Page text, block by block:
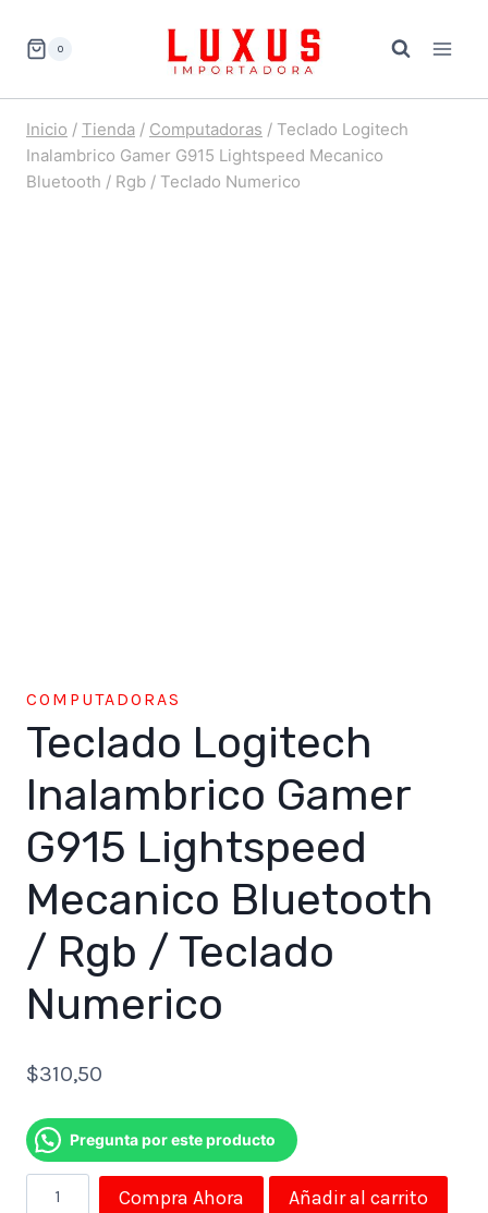
0
Inicio / Tienda / Computadoras / Teclado Logitech
Inalambrico Gamer G915 Lightspeed Mecanico
Bluetooth / Rgb / Teclado Numerico
COMPUTADORAS
Teclado Logitech
Inalambrico Gamer
G915 Lightspeed
Mecanico Bluetooth
/ Rgb / Teclado
Numerico
$310,50
Pregunta por este producto
Teclado
Compra Ahora Añadir al carrito